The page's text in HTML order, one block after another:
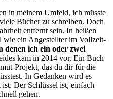
in meinem Umfeld, ich müsste
Bücher zu schreiben. Doch
entfernt sein. In heißen
wie ein Angestellter im Vollzeit-
denen ich ein oder zwei
kam in 2014 vor. Ein Buch
Projekt, das du dir für die
In Gedanken wird es
Der Schlüssel ist, einfach
gehen.